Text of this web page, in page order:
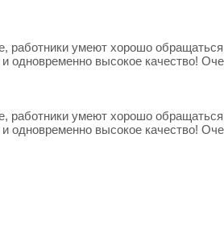
работники умеют хорошо
одновременно высокое качество!
работники умеют хорошо
одновременно высокое качество!